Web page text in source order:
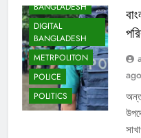
BANGLADESH
DIGITAL
BANGLADESH
METRPOLITON
POLICE
POLITICS
ago